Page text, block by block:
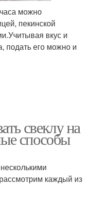
можно
пекинской
вкус и
подать его можно и
свеклу на
способы
каждый из